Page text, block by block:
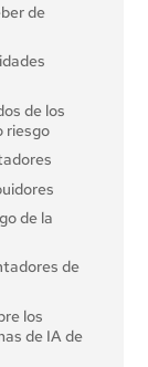
de
de los
riesgo
de la
de
los
de IA de